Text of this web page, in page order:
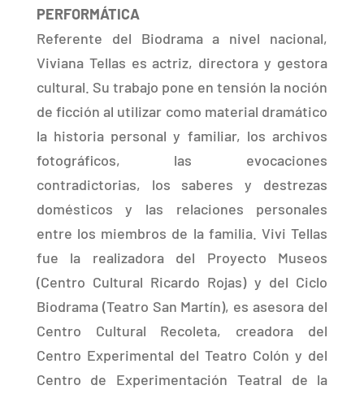
PERFORMÁTICA
Referente del Biodrama a nivel nacional,
Viviana Tellas es actriz, directora y gestora
cultural. Su trabajo pone en tensión la noción
de ficción al utilizar como material dramático
la historia personal y familiar, los archivos
fotográficos, las evocaciones
contradictorias, los saberes y destrezas
domésticos y las relaciones personales
entre los miembros de la familia. Vivi Tellas
fue la realizadora del Proyecto Museos
(Centro Cultural Ricardo Rojas) y del Ciclo
Biodrama (Teatro San Martín), es asesora del
Centro Cultural Recoleta, creadora del
Centro Experimental del Teatro Colón y del
Centro de Experimentación Teatral de la